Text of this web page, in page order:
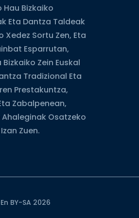
Hau Bizkaiko
Eta Dantza Taldeak
Xedez Sortu Zen, Eta
Esparrutan,
Bizkaiko Zein Euskal
Tradizional Eta
Prestakuntza,
Zabalpenean,
Ahaleginak Osatzeko
Zuen.
BY-SA 2026